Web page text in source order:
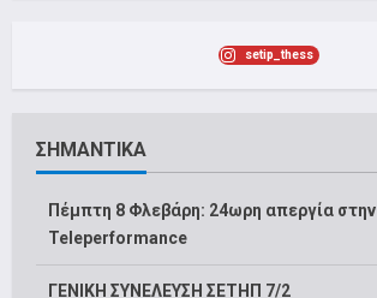
setip_thess
ΣΗΜΑΝΤΙΚΑ
Πέμπτη 8 Φλεβάρη: 24ωρη απεργία στην
Teleperformance
ΓΕΝΙΚΗ ΣΥΝΕΛΕΥΣΗ ΣΕΤΗΠ 7/2